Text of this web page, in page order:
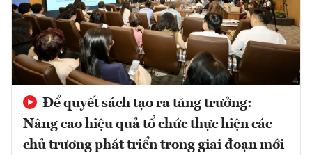
Để quyết sách tạo ra tăng trưởng:
Nâng cao hiệu quả tổ chức thực hiện các
chủ trương phát triển trong giai đoạn mới